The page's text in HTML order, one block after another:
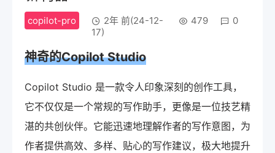
copilot-pro
2年 前(24-12-
17)
479 0
神奇的Copilot Studio
Copilot Studio 是一款令人印象深刻的创作工具，
它不仅仅是一个常规的写作助手，更像是一位技艺精
湛的共创伙伴。它能迅速地理解作者的写作意图，为
作者提供高效、多样、贴心的写作建议，极大地提升